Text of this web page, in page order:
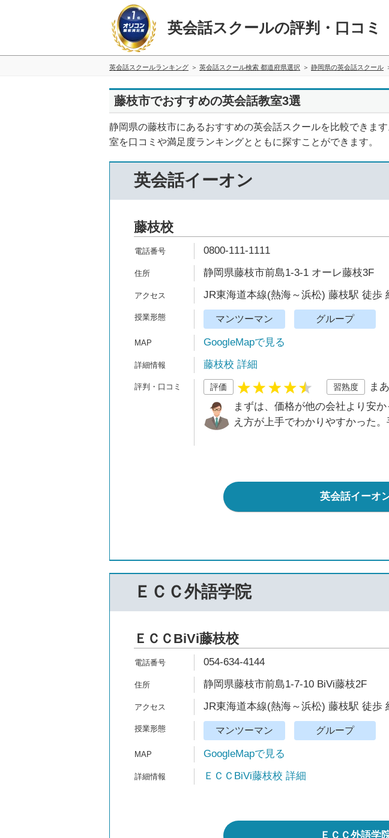
英会話スクールの評判・口コミ
英会話スクールランキング 英会話スクール検索 都道府県選択 静岡県の英会話スクール
藤枝市でおすすめの英会話教室3選
静岡県の藤枝市にあるおすすめの英会話スクールを比較できま
室を口コミや満足度ランキングとともに探すことができます。
英会話イーオン
藤枝校
0800-111-1111
静岡県藤枝市前島1-3-1 オーレ藤枝3F
JR東海道本線(熱海～浜松) 藤枝駅 徒歩
マンツーマン グループ
GoogleMapで見る
藤枝校 詳細
評価 習熟度
ま
まずは、価格が他の会社より安
え方が上手でわかりやすかった
英会話イーオ
ＥＣＣ外語学院
ＥＣＣBiVi藤枝校
054-634-4144
静岡県藤枝市前島1-7-10 BiVi藤枝2F
JR東海道本線(熱海～浜松) 藤枝駅 徒歩
マンツーマン グループ
GoogleMapで見る
ＥＣＣBiVi藤枝校 詳細
ＥＣＣ外語学